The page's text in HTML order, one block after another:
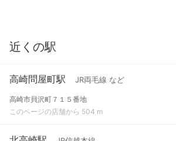
近くの駅
高崎問屋町駅 JR両毛線 など
高崎市貝沢町７１５番地
このページの店舗から 504 m